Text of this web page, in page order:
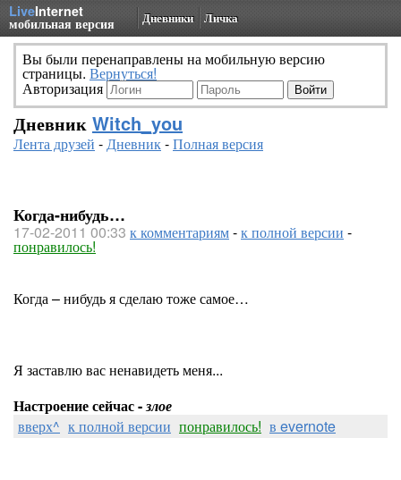
LiveInternet
мобильная версия Дневники Личка
Вы были перенаправлены на мобильную версию
страницы. Вернуться!
Авторизация
Дневник Witch_you
Лента друзей -Дневник-Полная версия
Когда-нибудь…
17-02-2011 00:33 к комментариям-к полной версии -
понравилось!
Когда – нибудь я сделаю тоже самое…
Я заставлю вас ненавидеть меня...
Настроение сейчас -злое
вверх^ к полной версии понравилось! в evernote